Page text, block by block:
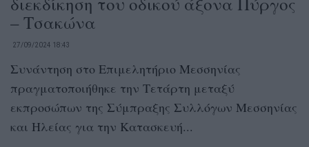
– Τσακώνα
27/09/2024 18:43
Συνάντηση στο Επιμελητήριο Μεσσηνίας
πραγματοποιήθηκε την Τετάρτη μεταξύ
εκπροσώπων της Σύμπραξης Συλλόγων Μεσσηνίας
και Ηλείας για την Κατασκευή...